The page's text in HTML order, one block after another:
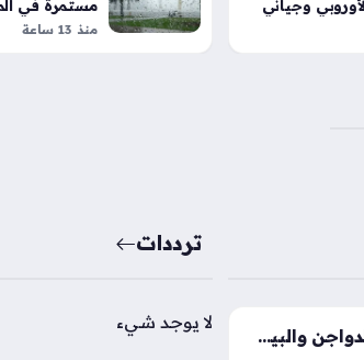
وجياني
مستمرة في
والجنوبية 4 أيام
منذ 13 ساعة
تغيرات جديدة تضرب أسعار الدواجن والبيض في الأسواق المحلية اليوم الجمعة
ترددات
لا يوجد شيء